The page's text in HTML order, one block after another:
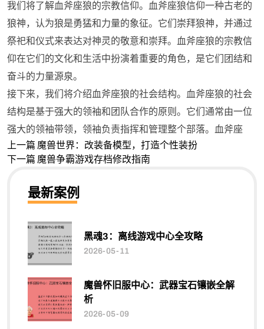
我们将了解血斧座狼的宗教信仰。血斧座狼信仰一种古老的
狼神，认为狼是勇猛和力量的象征。它们崇拜狼神，并通过
祭祀和仪式来表达对神灵的敬意和崇拜。血斧座狼的宗教信
仰在它们的文化和生活中扮演着重要的角色，是它们团结和
奋斗的力量源泉。
接下来，我们将介绍血斧座狼的社会结构。血斧座狼的社会
结构是基于强大的领袖和团队合作的原则。它们通常由一位
强大的领袖带领，领袖负责指挥和管理整个部落。血斧座
上一篇 魔兽世界：改装备模型，打造个性装扮
下一篇 魔兽争霸游戏存档修改指南
最新案例
黑魂3：离线游戏中心全攻略
2026-05-11
魔兽怀旧服中心：武器宝石镶嵌全解
析
2026-05-09